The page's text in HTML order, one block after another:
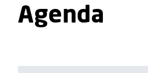
Agenda